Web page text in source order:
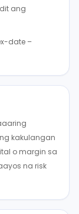
ang
date –
kakulangan
o margin sa
na risk